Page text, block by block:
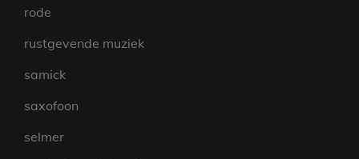
rode
rustgevende muziek
samick
saxofoon
selmer